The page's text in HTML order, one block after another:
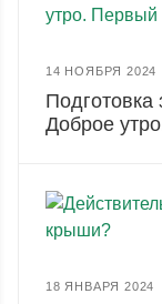
14 НОЯБРЯ 2024
Подготовка
Доброе
18 ЯНВАРЯ 2024